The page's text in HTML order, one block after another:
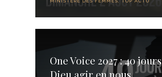
One Voice 2027 : 40
Dieu agir en nous